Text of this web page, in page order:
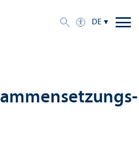
DE